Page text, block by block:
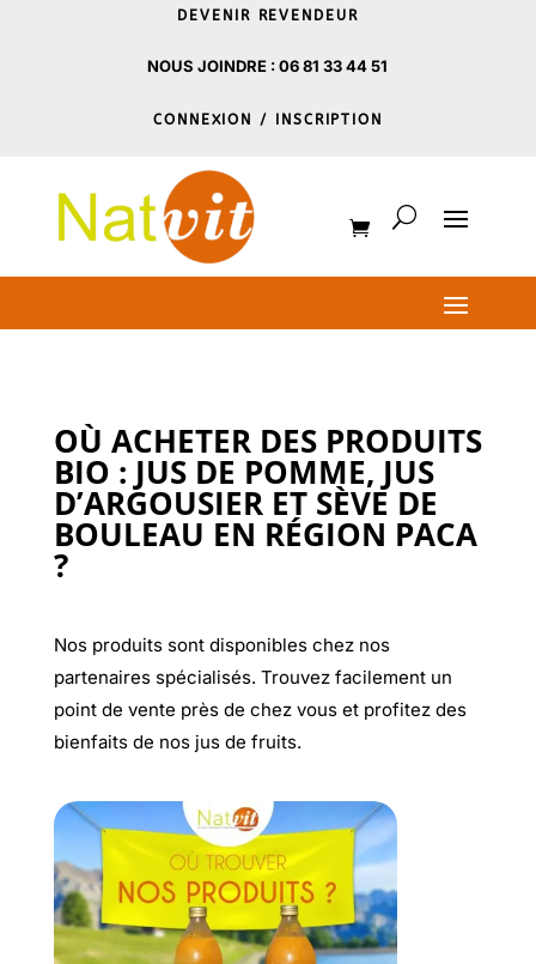
DEVENIR REVENDEUR
NOUS JOINDRE : 06 81 33 44 51
CONNEXION / INSCRIPTION
OÙ ACHETER DES PRODUITS
BIO : JUS DE POMME, JUS
D’ARGOUSIER ET SÈVE DE
BOULEAU EN RÉGION PACA
?
Nos produits sont disponibles chez nos
partenaires spécialisés. Trouvez facilement un
point de vente près de chez vous et profitez des
bienfaits de nos jus de fruits.